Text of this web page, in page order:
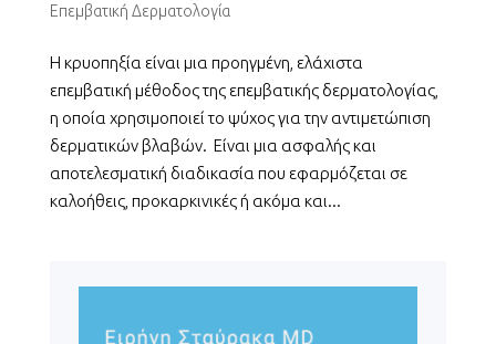
Επεμβατική Δερματολογία
Η κρυοπηξία είναι μια προηγμένη, ελάχιστα
επεμβατική μέθοδος της επεμβατικής δερματολογίας,
η οποία χρησιμοποιεί το ψύχος για την αντιμετώπιση
δερματικών βλαβών. Είναι μια ασφαλής και
αποτελεσματική διαδικασία που εφαρμόζεται σε
καλοήθεις, προκαρκινικές ή ακόμα και...